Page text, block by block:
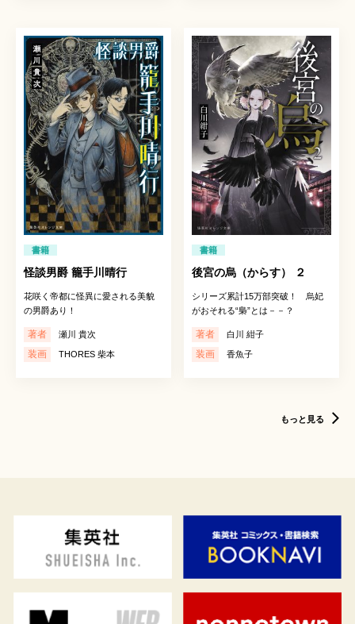
書籍
怪談男爵 籠手川晴行
花咲く帝都に怪異に愛される美貌
の男爵あり！
著者 瀬川 貴次
装画 THORES 柴本
書籍
後宮の烏（からす） ２
シリーズ累計15万部突破！ 烏妃
がおそれる“梟”とは－－？
著者 白川 紺子
装画 香魚子
もっと見る